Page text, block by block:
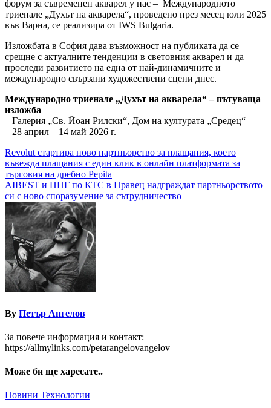
форум за съвременен акварел у нас – Международното
триенале „Духът на акварела“, проведено през месец юли 2025
във Варна, се реализира от IWS Bulgaria.
Изложбата в София дава възможност на публиката да се
срещне с актуалните тенденции в световния акварел и да
проследи развитието на една от най-динамичните и
международно свързани художествени сцени днес.
Международно триенале „Духът на акварела“ – пътуваща
изложба
– Галерия „Св. Йоан Рилски“, Дом на културата „Средец“
– 28 април – 14 май 2026 г.
Навигация
Revolut стартира ново партньорство за плащания, което
въвежда плащания с един клик в онлайн платформата за
търговия на дребно Pepita
AIBEST и НПГ по КТС в Правец надграждат партньорството
си с ново споразумение за сътрудничество
By Петър Ангелов
За повече информация и контакт:
https://allmylinks.com/petarangelovangelov
Може би ще харесате..
Новини Технологии